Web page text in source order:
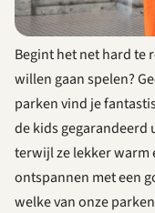
Begint het net hard te
willen gaan spelen?
parken vind je
de kids gegarandeerd
terwijl ze lekker warm
ontspannen met een
welke van onze